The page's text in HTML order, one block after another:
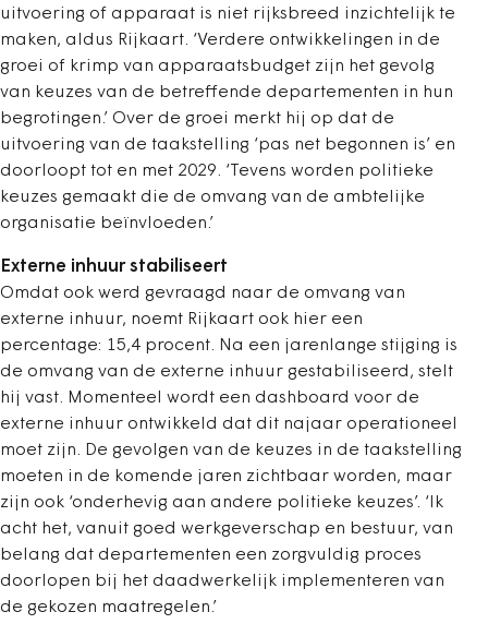
uitvoering of apparaat is niet rijksbreed inzichtelijk te
maken, aldus Rijkaart. ‘Verdere ontwikkelingen in de
groei of krimp van apparaatsbudget zijn het gevolg
van keuzes van de betreffende departementen in hun
begrotingen.’ Over de groei merkt hij op dat de
uitvoering van de taakstelling ‘pas net begonnen is’ en
doorloopt tot en met 2029. ‘Tevens worden politieke
keuzes gemaakt die de omvang van de ambtelijke
organisatie beïnvloeden.’
Externe inhuur stabiliseert
Omdat ook werd gevraagd naar de omvang van
externe inhuur, noemt Rijkaart ook hier een
percentage: 15,4 procent. Na een jarenlange stijging is
de omvang van de externe inhuur gestabiliseerd, stelt
hij vast. Momenteel wordt een dashboard voor de
externe inhuur ontwikkeld dat dit najaar operationeel
moet zijn. De gevolgen van de keuzes in de taakstelling
moeten in de komende jaren zichtbaar worden, maar
zijn ook ‘onderhevig aan andere politieke keuzes’. ‘Ik
acht het, vanuit goed werkgeverschap en bestuur, van
belang dat departementen een zorgvuldig proces
doorlopen bij het daadwerkelijk implementeren van
de gekozen maatregelen.’